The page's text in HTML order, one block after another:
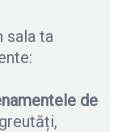
sala ta
de